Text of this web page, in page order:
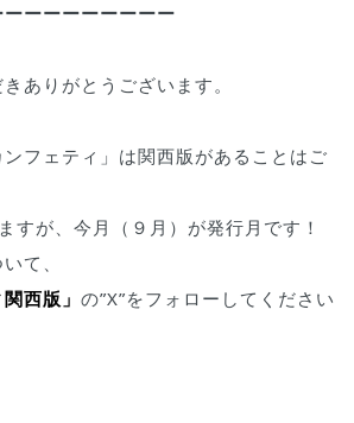
ーーーーーーーー
ありがとうございます。
フェティ」は関西版があることはご
すが、今月（９月）が発行月です！
て、
西版」 の”X”をフォローしてください